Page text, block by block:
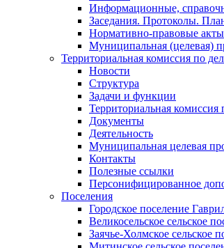
Информационные,
Заседания. Протоколы.
Нормативно-правовые акты
Муниципальная (целевая)
Территориальная комиссия по
Новости
Структура
Задачи и функции
Территориальная
Документы
Деятельность
Муниципальная целевая
Контакты
Полезные ссылки
Персонифицированное
Поселения
Городское поселение
Великосельское сельское
Заячье-Холмское сельское